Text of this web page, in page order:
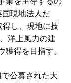
国現地法人だ
得し、現地に技
洋上風力の建
獲得を目指す。
公募された大